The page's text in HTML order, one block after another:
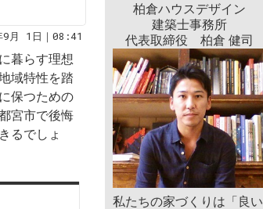
9月 1日｜08:41
暮らす理想
域特性を踏
保つための
宮市で後悔
るでしょ
柏倉ハウスデザイン
建築士事務所
代表取締役 ​柏倉 健司
私たちの家づくりは「良い